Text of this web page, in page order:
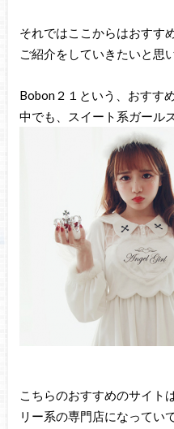
それではここからはおすす
ご紹介をしていきたいと思
Bobon２１という、おすす
中でも、スイート系ガール
こちらのおすすめのサイト
リー系の専門店になってい